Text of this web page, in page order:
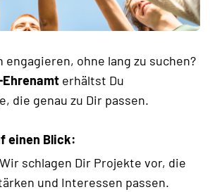
engagieren, ohne lang zu suchen?
erhältst Du
die genau zu Dir passen.
einen Blick:
Wir schlagen Dir Projekte vor, die
und Interessen passen.